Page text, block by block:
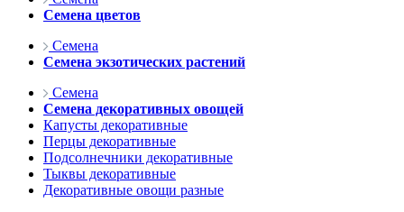
Семена цветов
Семена
Семена экзотических растений
Семена
Семена декоративных овощей
Капусты декоративные
Перцы декоративные
Подсолнечники декоративные
Тыквы декоративные
Декоративные овощи разные